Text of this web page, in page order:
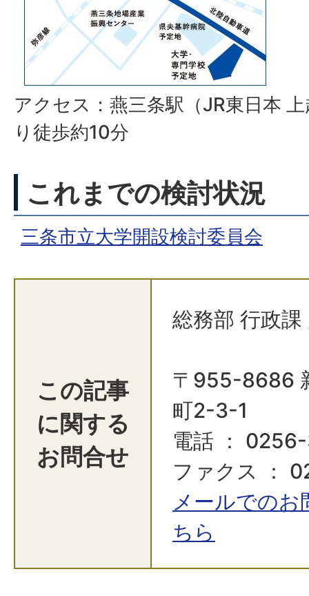
アクセス：燕三条駅（JR東日本
り徒歩約10分
これまでの検討状況
三条市立大学開設検討委員会
この記事
に関する
お問合せ
総務部 行政課
〒955-8686
町2-3-1
電話 ：
ファクス ：
メールでの
ちら